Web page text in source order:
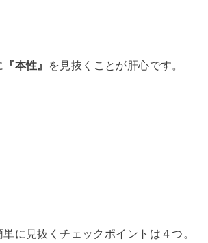
『本性』 を見抜くことが肝心です。
に見抜くチェックポイントは４つ。